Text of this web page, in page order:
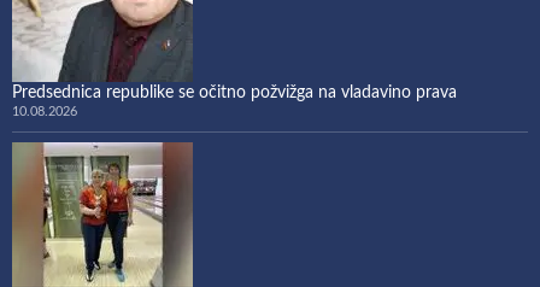
Predsednica republike se očitno požvižga na vladavino prava
10.08.2026